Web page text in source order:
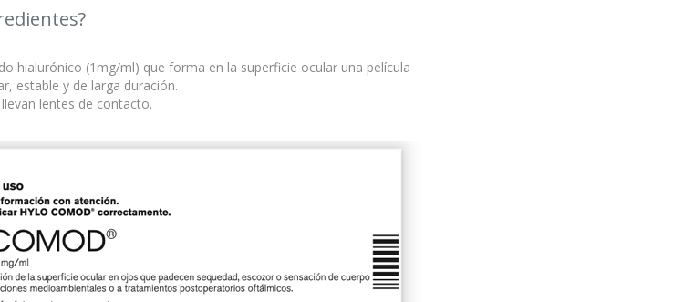
hialurónico (1mg/ml) que forma en la superficie ocular una película
estable y de larga duración.
lentes de contacto.